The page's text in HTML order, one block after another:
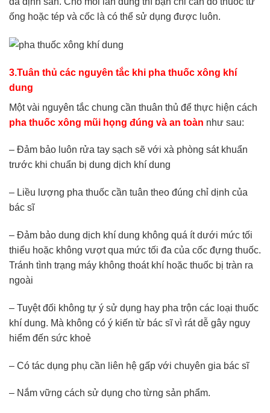
ống hoặc tép và cốc là có thể sử dụng được luôn.
3.Tuân thủ các nguyên tắc khi pha thuốc xông khí
dung
Một vài nguyên tắc chung cần thuân thủ để thực hiện cách
pha thuốc xông mũi họng đúng và an toàn như sau:
– Đảm bảo luôn rửa tay sạch sẽ với xà phòng sát khuẩn
trước khi chuẩn bị dung dịch khí dung
– Liều lượng pha thuốc cần tuân theo đúng chỉ dịnh của
bác sĩ
– Đảm bảo dung dịch khí dung không quá ít dưới mức tối
thiểu hoặc không vượt qua mức tối đa của cốc đựng thuốc.
Tránh tình trạng máy không thoát khí hoặc thuốc bị tràn ra
ngoài
– Tuyệt đối không tự ý sử dụng hay pha trộn các loại thuốc
khí dung. Mà không có ý kiến từ bác sĩ vì rát dễ gây nguy
hiểm đến sức khoẻ
– Có tác dụng phụ cần liên hệ gấp với chuyên gia bác sĩ
– Nắm vững cách sử dụng cho từng sản phẩm.